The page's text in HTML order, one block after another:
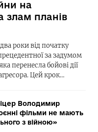
на
злам планів
роки від початку
за задумом
перенесла бойові дії
Цей крок…
Володимир
фільми не мають
з війною»